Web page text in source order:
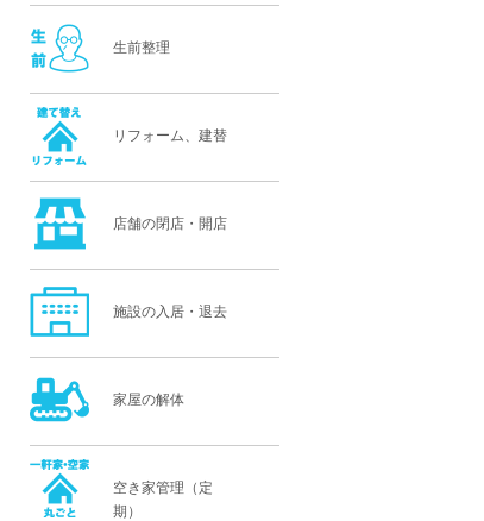
生前整理
リフォーム、建替
店舗の閉店・開店
施設の入居・退去
家屋の解体
空き家管理（定
期）